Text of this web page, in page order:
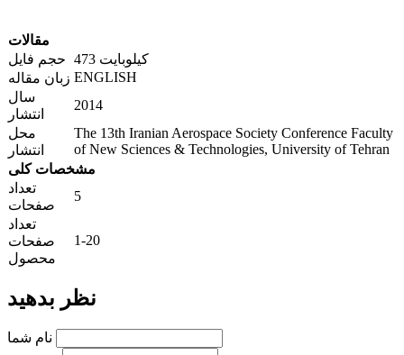
مقالات
حجم فایل
473 کیلوبایت
زبان مقاله ENGLISH
سال
انتشار
2014
محل
انتشار
The 13th Iranian Aerospace Society Conference Faculty
of New Sciences & Technologies, University of Tehran
مشخصات کلی
تعداد
صفحات
5
تعداد
صفحات
محصول
1-20
نظر بدهید
نام شما